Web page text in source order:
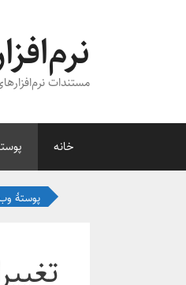
مستندات
خانه
پوستهٔ